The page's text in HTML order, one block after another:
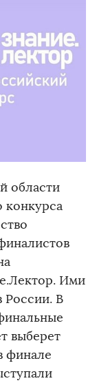
области
конкурса
Ими
России. В
выберет
финале